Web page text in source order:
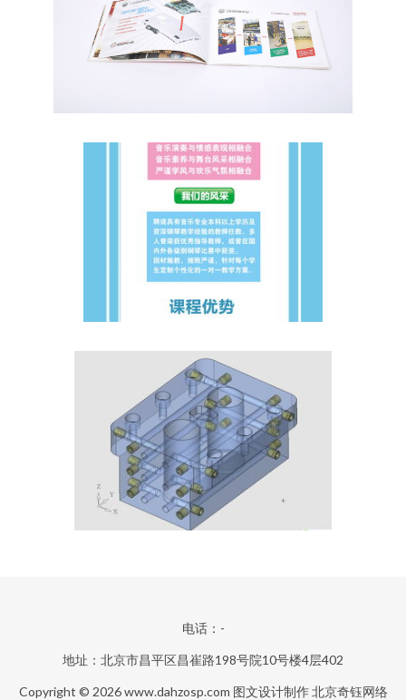
电话：-
地址：北京市昌平区昌崔路198号院10号楼4层402
Copyright © 2026www.dahzosp.com 图文设计制作 北京奇钰网络